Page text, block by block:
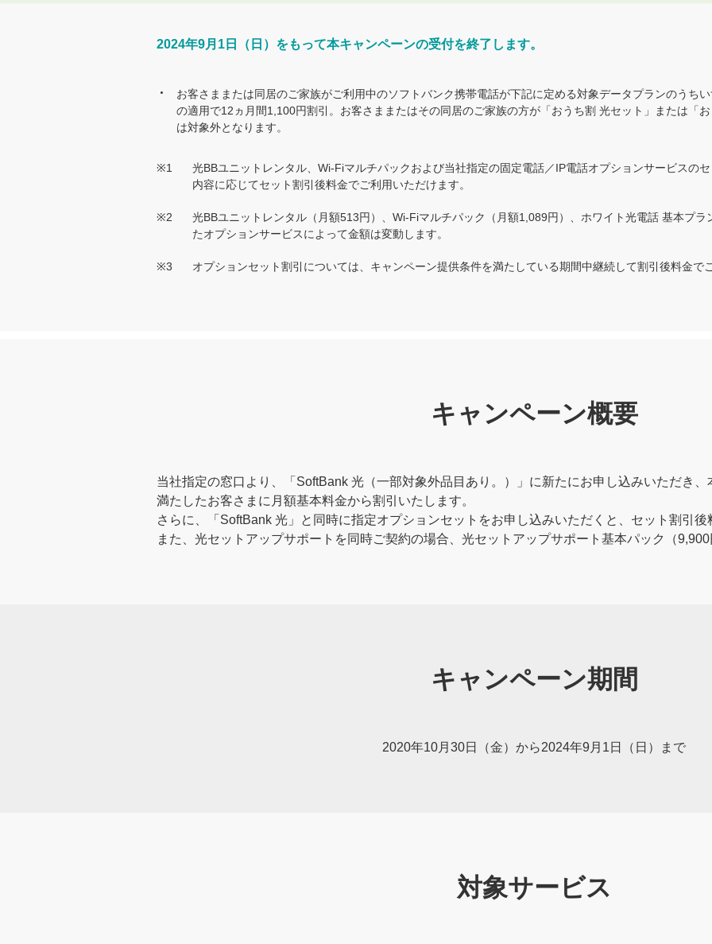
2024年9月1日（日）をもって本キャンペーンの受付を終了します。
お客さままたは同居のご家族がご利用中のソフトバンク携帯電話が下記に定める対象データプランのうち
の適用で12ヵ月間1,100円割引。お客さままたはその同居のご家族の方が「おうち割 光セット」または「
は対象外となります。
※1
光BBユニットレンタル、Wi-Fiマルチパックおよび当社指定の固定電話／IP電話オプションサービスの
内容に応じてセット割引後料金でご利用いただけます。
※2
光BBユニットレンタル（月額513円）、Wi-Fiマルチパック（月額1,089円）、ホワイト光電話 基本プ
たオプションサービスによって金額は変動します。
※3 オプションセット割引については、キャンペーン提供条件を満たしている期間中継続して割引後料金で
キャンペーン概要
当社指定の窓口より、「SoftBank 光（一部対象外品目あり。）」に新たにお申し込みいただき
満たしたお客さまに月額基本料金から割引いたします。
さらに、「SoftBank 光」と同時に指定オプションセットをお申し込みいただくと、セット割引後
また、光セットアップサポートを同時ご契約の場合、光セットアップサポート基本パック（9,900
キャンペーン期間
2020年10月30日（金）から2024年9月1日（日）まで
対象サービス